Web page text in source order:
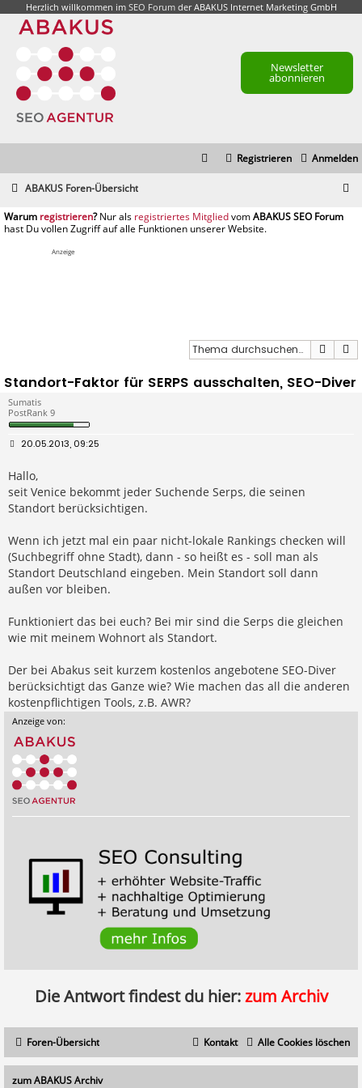
Herzlich willkommen im SEO Forumder ABAKUS Internet Marketing GmbH
Newsletter
abonnieren
Anmelden
Registrieren
ABAKUS Foren-Übersicht
registrieren registriertes Mitglied
Anzeige
Suche
Standort-Faktor für SERPS ausschalten, SEO-Diver
Sumatis
PostRank 9
B
t
r
a
g
20.05.2013, 09:25
Hallo,
seit Venice bekommt jeder Suchende Serps, die seinen
Standort berücksichtigen.
Wenn ich jetzt mal ein paar nicht-lokale Rankings checken will
(Suchbegriff ohne Stadt), dann - so heißt es - soll man als
Standort Deutschland eingeben. Mein Standort soll dann
außen vor bleiben.
Funktioniert das bei euch? Bei mir sind die Serps die gleichen
wie mit meinem Wohnort als Standort.
Der bei Abakus seit kurzem kostenlos angebotene SEO-Diver
berücksichtigt das Ganze wie? Wie machen das all die anderen
kostenpflichtigen Tools, z.B. AWR?
Anzeige von:
Die Antwort findest du hier:zum Archiv
Foren-Übersicht Alle Cookies löschen
Kontakt
zum ABAKUS Archiv